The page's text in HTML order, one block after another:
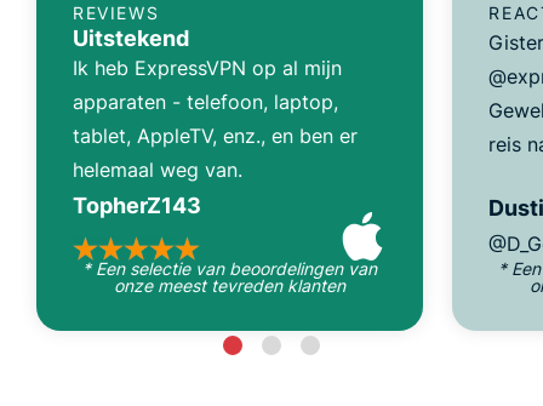
REVIEWS
Uitstekend
Ik heb ExpressVPN op al mijn
apparaten - telefoon, laptop,
tablet, AppleTV, enz., en ben er
helemaal weg van.
TopherZ143
* Een selectie van beoordelingen van
onze meest tevreden klanten
reis
*